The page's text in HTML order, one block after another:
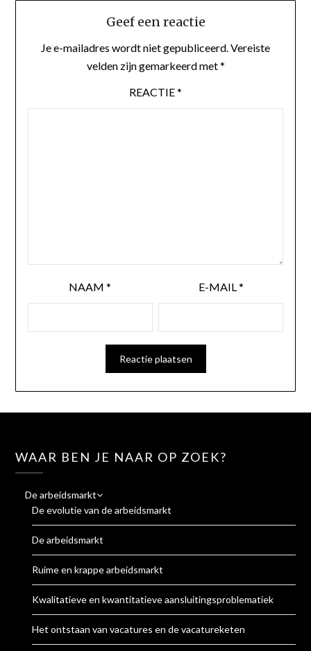
Geef een reactie
Je e-mailadres wordt niet gepubliceerd. Vereiste
velden zijn gemarkeerd met*
REACTIE*
NAAM* E-MAIL *
WAAR BEN JE NAAR OP ZOEK?
De arbeidsmarkt
De evolutie van de arbeidsmarkt
De arbeidsmarkt
Ruime en krappe arbeidsmarkt
Kwalitatieve en kwantitatieve aansluitingsproblematiek
Het ontstaan van vacatures en de vacatureketen